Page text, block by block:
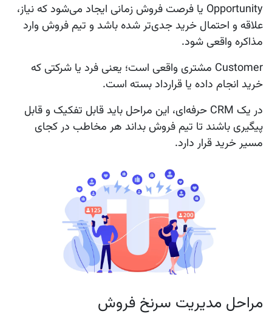
Opportunity یا فرصت فروش زمانی ایجاد می‌شود که نیاز،
علاقه و احتمال خرید جدی‌تر شده باشد و تیم فروش وارد
مذاکره واقعی شود.
Customer مشتری واقعی است؛ یعنی فرد یا شرکتی که
خرید انجام داده یا قرارداد بسته است.
در یک CRM حرفه‌ای، این مراحل باید قابل تفکیک و قابل
پیگیری باشند تا تیم فروش بداند هر مخاطب در کجای
مسیر خرید قرار دارد.
مراحل مدیریت سرنخ فروش